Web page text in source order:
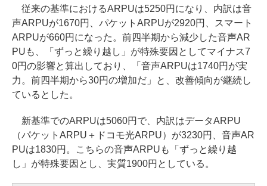
従来の基準におけるARPUは5250円になり、内訳は音
声ARPUが1670円、パケットARPUが2920円、スマート
ARPUが660円になった。前四半期から減少した音声AR
PUも、「ずっと繰り越し」が特殊要因としてマイナス7
0円の影響と算出しており、「音声ARPUは1740円が実
力。前四半期から30円の増加だ」と、改善傾向が継続し
ているとした。
新基準でのARPUは5060円で、内訳はデータARPU
（パケットARPU＋ドコモ光ARPU）が3230円、音声AR
PUは1830円。こちらの音声ARPUも「ずっと繰り越
し」が特殊要因とし、実質1900円としている。